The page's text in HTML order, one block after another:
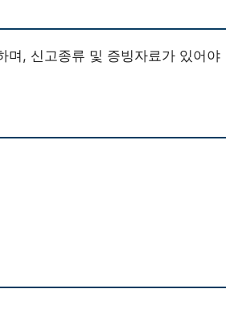
며, 신고종류 및 증빙자료가 있어야